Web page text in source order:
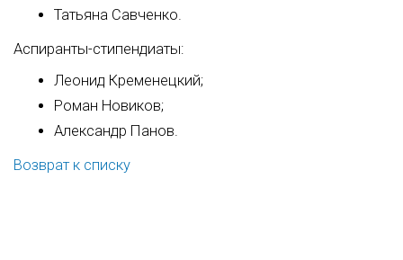
Татьяна Савченко.
Аспиранты-стипендиаты:
Леонид Кременецкий;
Роман Новиков;
Александр Панов.
Возврат к списку